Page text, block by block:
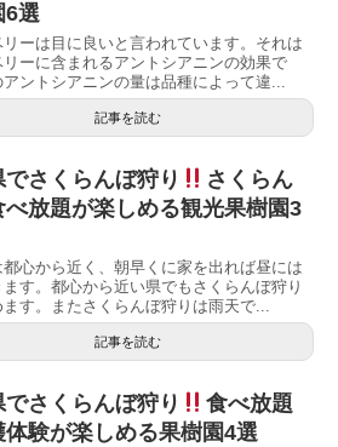
6選
リーは目に良いと言われています。それは
リーに含まれるアントシアニンの効果で
ントシアニンの量は品種によって違...
記事を読む
さくらんぼ狩り
さくらん
べ放題が楽しめる観光果樹園3
心から近く、朝早くに家を出れば昼には
す。都心から近い県でもさくらんぼ狩り
ます。またさくらんぼ狩りは雨天で...
記事を読む
さくらんぼ狩り
食べ放題
体験が楽しめる果樹園4選